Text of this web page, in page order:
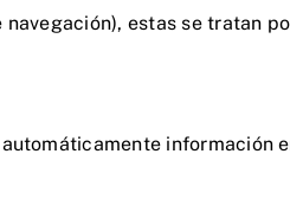
estas se tratan
información